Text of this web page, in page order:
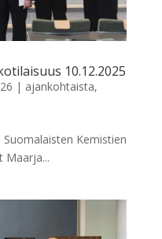
10.12.2025
| ajankohtaista,
Kemistien
Maarja...